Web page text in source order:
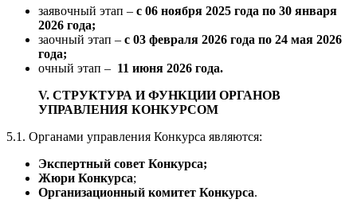
заявочный этап – с 06 ноября 2025 года по 30 января
2026 года;
заочный этап – с 03 февраля 2026 года по 24 мая 2026
года;
очный этап – 11 июня 2026 года.
V. СТРУКТУРА И ФУНКЦИИ ОРГАНОВ
УПРАВЛЕНИЯ КОНКУРСОМ
5.1. Органами управления Конкурса являются:
Экспертный совет Конкурса;
Жюри Конкурса;
Организационный комитет Конкурса.